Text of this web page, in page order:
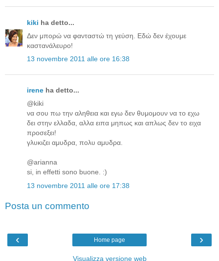
kiki ha detto...
Δεν μπορώ να φανταστώ τη γεύση. Εδώ δεν έχουμε
καστανάλευρο!
13 novembre 2011 alle ore 16:38
irene ha detto...
@kiki
να σου πω την αληθεια και εγω δεν θυμομουν να το εχω
δει στην ελλαδα, αλλα ειπα μηπως και απλως δεν το ειχα
προσεξει!
γλυκιζει αμυδρα, πολυ αμυδρα.
@arianna
si, in effetti sono buone. :)
13 novembre 2011 alle ore 17:38
Posta un commento
‹ ›
Home page
Visualizza versione web